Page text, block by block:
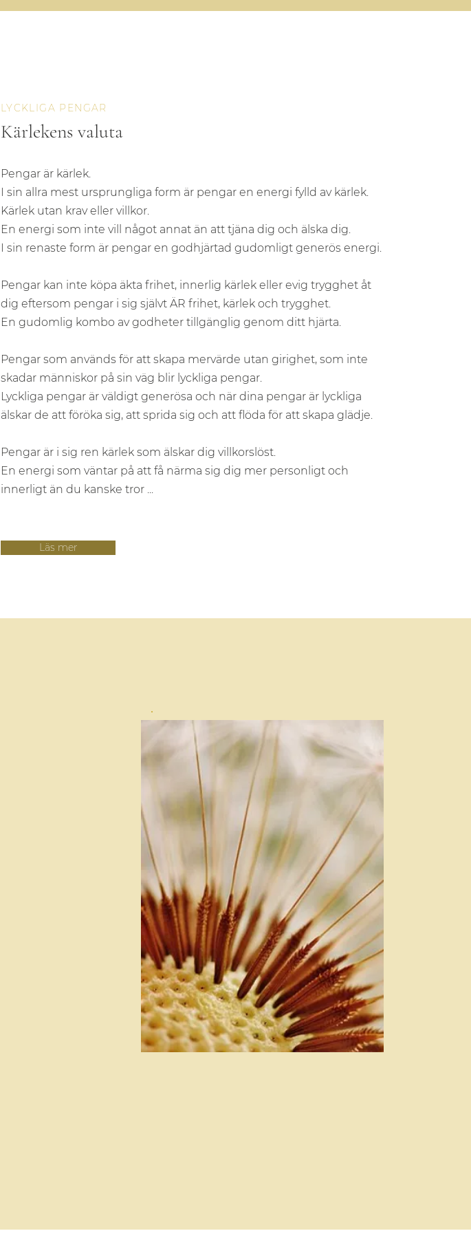
LYCKLIGA PENGAR
Kärlekens valuta
Pengar är kärlek.
I sin allra mest ursprungliga form är pengar en energi fylld av kärlek.
Kärlek utan krav eller villkor.
En energi som inte vill något annat än att tjäna dig och älska dig.
I sin renaste form är pengar en godhjärtad gudomligt generös energi.
Pengar kan inte köpa äkta frihet, innerlig kärlek eller evig trygghet åt
dig eftersom pengar i sig självt ÄR frihet, kärlek och trygghet.
En gudomlig kombo av godheter tillgänglig genom ditt hjärta.
Pengar som används för att skapa mervärde utan girighet, som inte
skadar människor på sin väg blir lyckliga pengar.
Lyckliga pengar är väldigt generösa och när dina pengar är lyckliga
älskar de att föröka sig, att sprida sig och att flöda för att skapa glädje.
Pengar är i sig ren kärlek som älskar dig villkorslöst.
En energi som väntar på att få närma sig dig mer personligt och
innerligt än du kanske tror ...
Läs mer